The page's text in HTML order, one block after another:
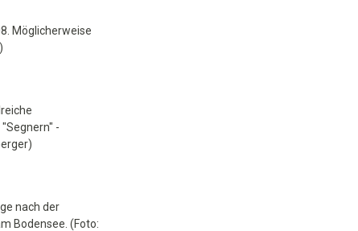
Möglicherweise
-
nach der
Bodensee. (Foto: